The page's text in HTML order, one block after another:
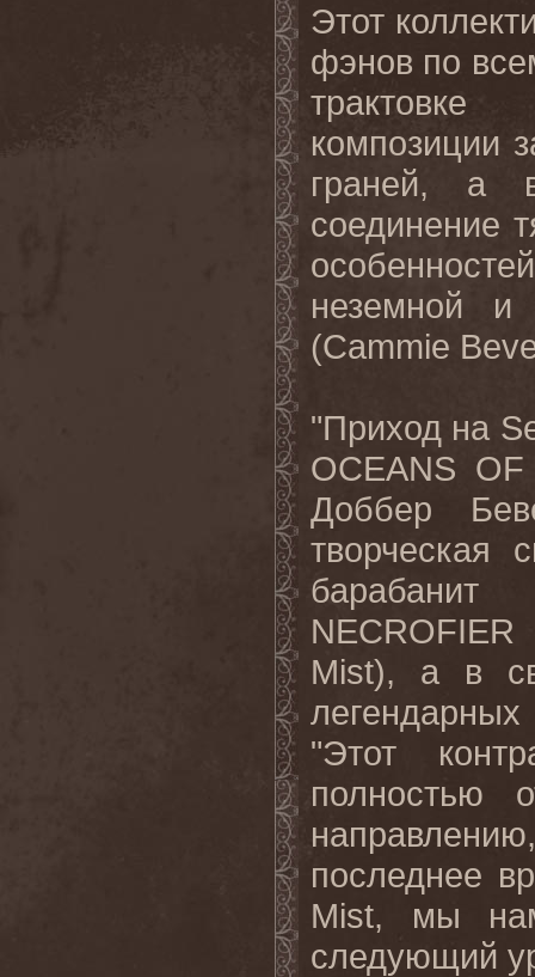
Этот
фэнов по
композиции
граней, а
соединение
неземной
(Cammie
"Приход на
OCEANS
Доббер
творческая
барабанит
NECROFIER
Mist), а в
"Этот
полностью
последнее
Mist, мы
следующий